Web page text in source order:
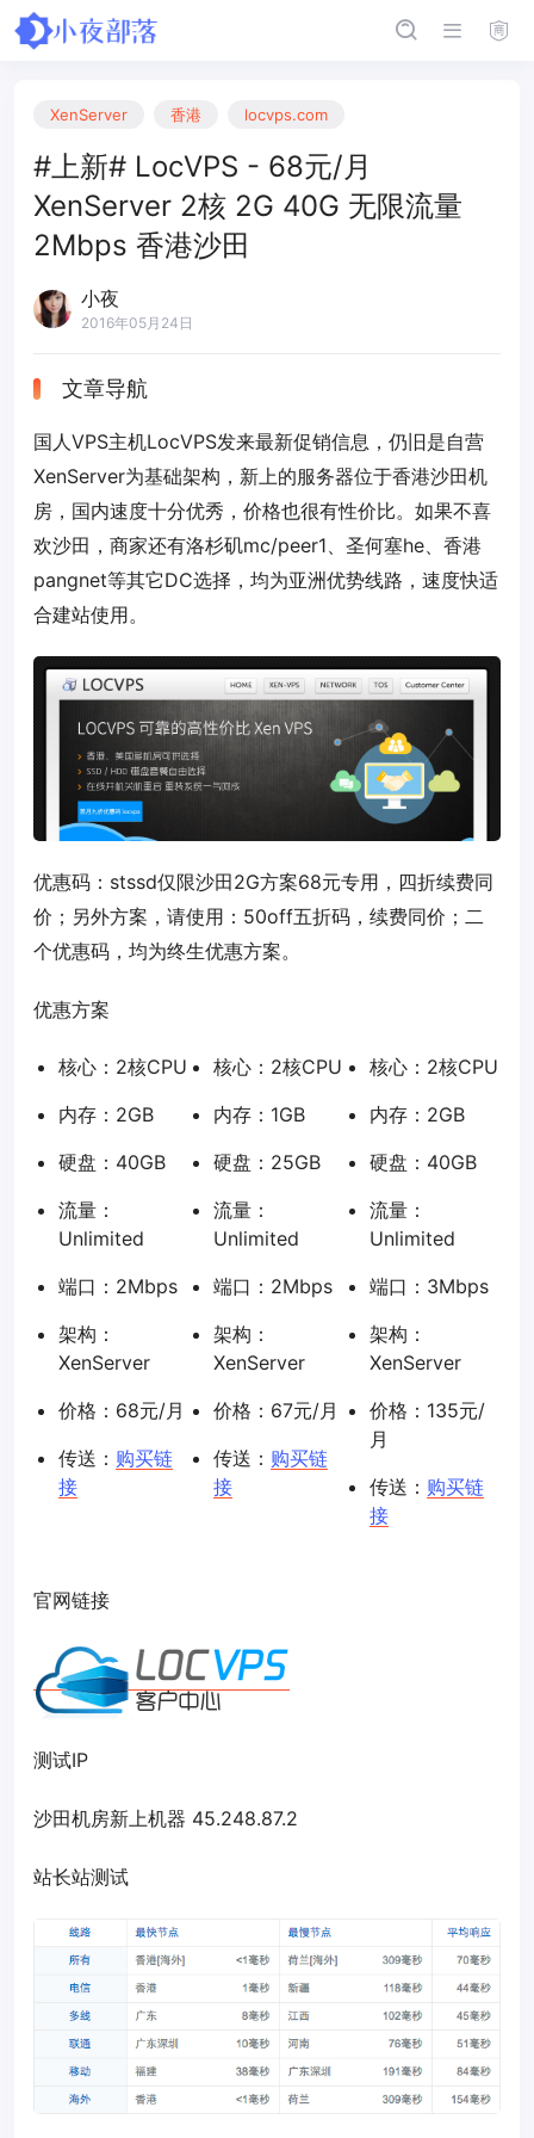
XenServer 香港 locvps.com
#上新# LocVPS - 68元/月
XenServer 2核 2G 40G 无限流量
2Mbps 香港沙田
小夜
2016年05月24日
文章导航
国人VPS主机LocVPS发来最新促销信息，仍旧是自营
XenServer为基础架构，新上的服务器位于香港沙田机
房，国内速度十分优秀，价格也很有性价比。如果不喜
欢沙田，商家还有洛杉矶mc/peer1、圣何塞he、香港
pangnet等其它DC选择，均为亚洲优势线路，速度快适
合建站使用。
优惠码： stssd仅限沙田2G方案68元专用，四折续费同
价；另外方案，请使用： 50off五折码，续费同价；二
个优惠码，均为终生优惠方案。
优惠方案
核心：2核CPU
内存：2GB
硬盘：40GB
流量：
Unlimited
端口：2Mbps
架构：
XenServer
价格：68元/月
传送： 购买链
接
核心：2核CPU
内存：1GB
硬盘：25GB
流量：
Unlimited
端口：2Mbps
架构：
XenServer
价格：67元/月
传送： 购买链
接
核心：2核CPU
内存：2GB
硬盘：40GB
流量：
Unlimited
端口：3Mbps
架构：
XenServer
价格：135元/
月
传送： 购买链
接
官网链接
测试IP
沙田机房新上机器 45.248.87.2
站长站测试